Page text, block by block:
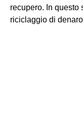
recupero. In questo
riciclaggio di